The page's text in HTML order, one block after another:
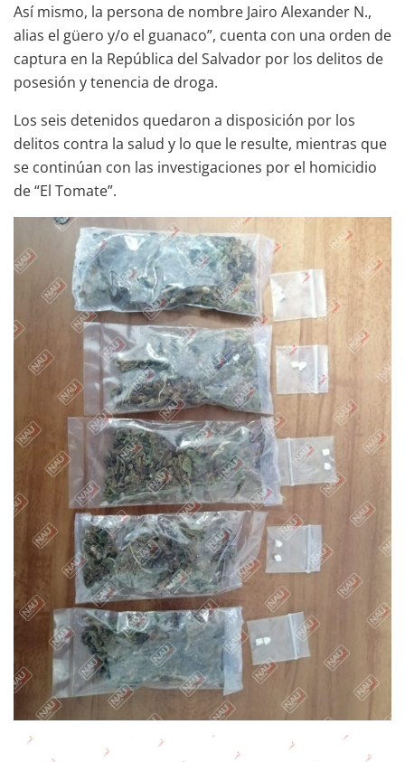
Así mismo, la persona de nombre Jairo Alexander N.,
alias el güero y/o el guanaco”, cuenta con una orden de
captura en la República del Salvador por los delitos de
posesión y tenencia de droga.
Los seis detenidos quedaron a disposición por los
delitos contra la salud y lo que le resulte, mientras que
se continúan con las investigaciones por el homicidio
de “El Tomate”.